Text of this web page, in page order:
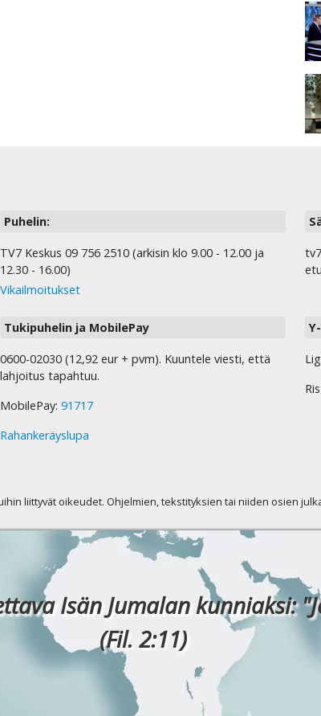
Puhelin:
TV7 Keskus 09 756 2510 (arkisin klo 9.00 - 12.00 ja
12.30 - 16.00)
Vikailmoitukset
Tukipuhelin ja MobilePay
0600-02030 (12,92 eur + pvm). Kuuntele viesti, että
lahjoitus tapahtuu.
MobilePay: 91717
Rahankeräyslupa
liittyvät oikeudet. Ohjelmien, tekstityksien tai niiden osien
Isän Jumalan kunniaksi:
(Fil. 2:11)